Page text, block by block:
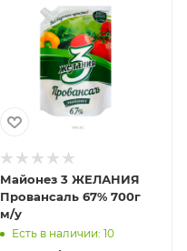
Майонез 3 ЖЕЛАНИЯ
Провансаль 67% 700г
м/у
Есть в наличии: 10